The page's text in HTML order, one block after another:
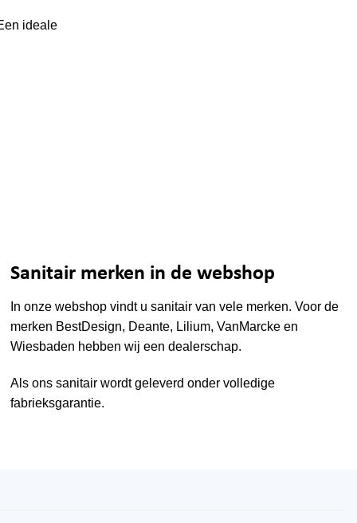
ideale
Sanitair merken in de webshop
In onze webshop vindt u sanitair van vele merken. Voor de
merken BestDesign, Deante, Lilium,VanMarcke en
Wiesbaden hebben wij een dealerschap.
Als ons sanitair wordt geleverd onder volledige
fabrieksgarantie.